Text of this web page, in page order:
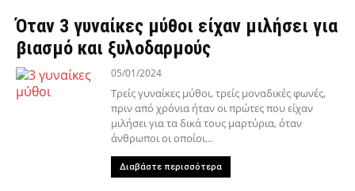
Όταν 3 γυναίκες μύθοι είχαν μιλήσει για
βιασμό και ξυλοδαρμούς
05/01/2024
Τρείς γυναίκες μύθοι, τρείς μοναδικές φωνές,
πριν από χρόνια ήταν οι πρώτες που είχαν
μιλήσει για τα δικά τους μαρτύρια, όταν
άνθρωποι οι οποίοι...
Διαβάστε περισσότερα